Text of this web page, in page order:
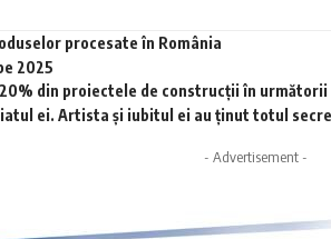
procesate în România
2025
din proiectele de construcții în următorii
ei. Artista și iubitul ei au ținut totul
- Advertisement -